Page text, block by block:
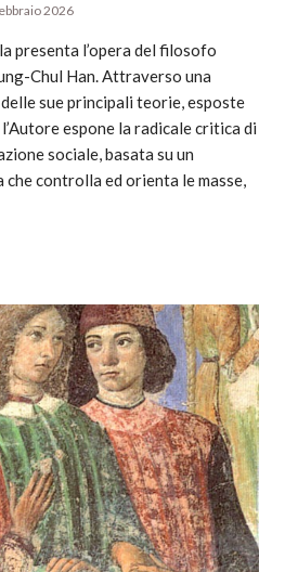
2026
presenta l’opera del filosofo
Chul Han. Attraverso una
sue principali teorie, esposte
espone la radicale critica di
sociale, basata su un
controlla ed orienta le masse,